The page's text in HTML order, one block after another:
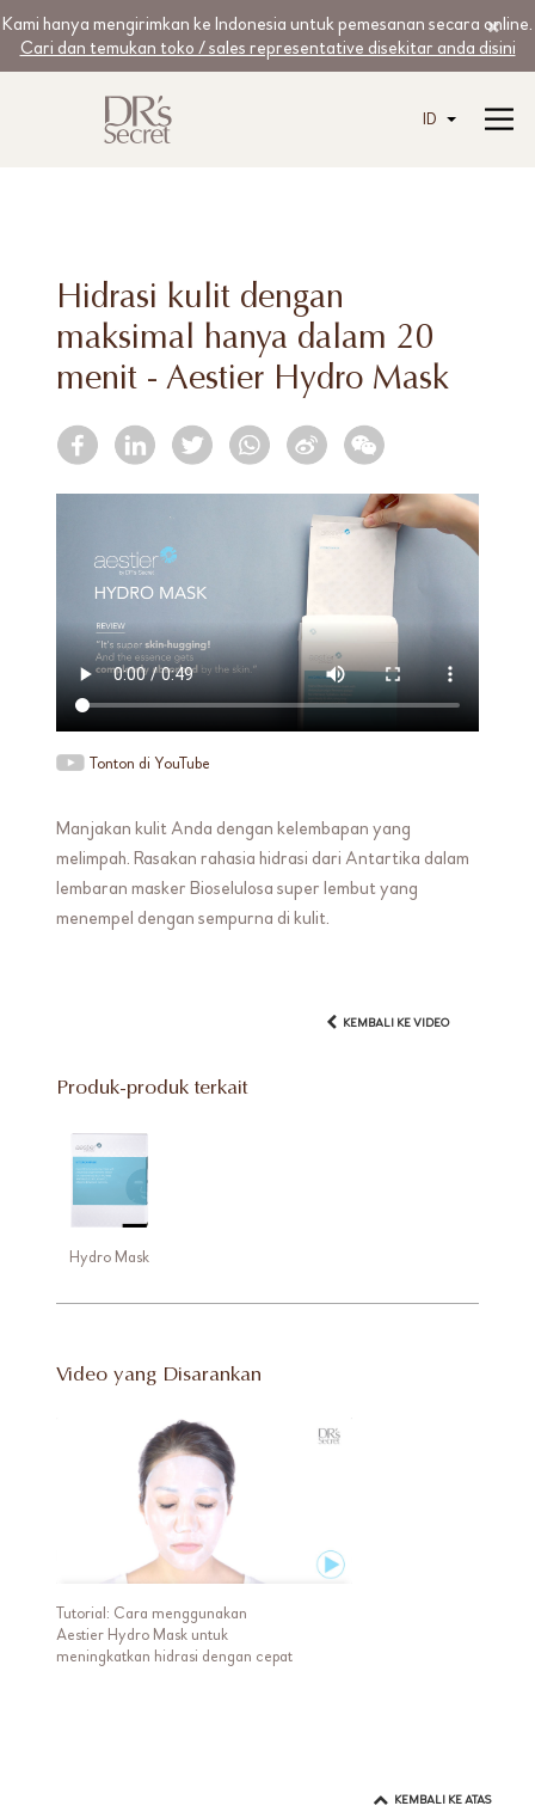
Kami hanya mengirimkan ke Indonesia untuk pemesanan secara online.
Cari dan temukan toko / sales representative disekitar anda disini
ID
Hidrasi kulit dengan
maksimal hanya dalam 20
menit - Aestier Hydro Mask
Tonton di YouTube
Manjakan kulit Anda dengan kelembapan yang
melimpah. Rasakan rahasia hidrasi dari Antartika dalam
lembaran masker Bioselulosa super lembut yang
menempel dengan sempurna di kulit.
KEMBALI KE VIDEO
Produk-produk terkait
Hydro Mask
Video yang Disarankan
Tutorial: Cara menggunakan
Aestier Hydro Mask untuk
meningkatkan hidrasi dengan cepat
KEMBALI KE ATAS